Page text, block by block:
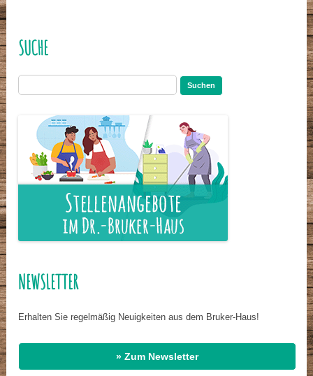
SUCHE
nach:
NEWSLETTER
Erhalten Sie regelmäßig Neuigkeiten aus dem Bruker-Haus!
» Zum Newsletter